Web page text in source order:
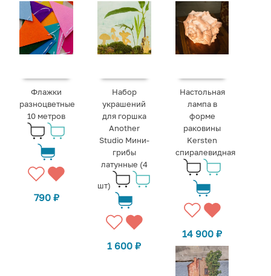
Флажки
разноцветные
10 метров
790 ₽
Набор
украшений
для горшка
Another
Studio Мини-
грибы
латунные (4
шт)
1 600₽
Настольная
лампа в
форме
раковины
Kersten
спиралевидная
14 900₽